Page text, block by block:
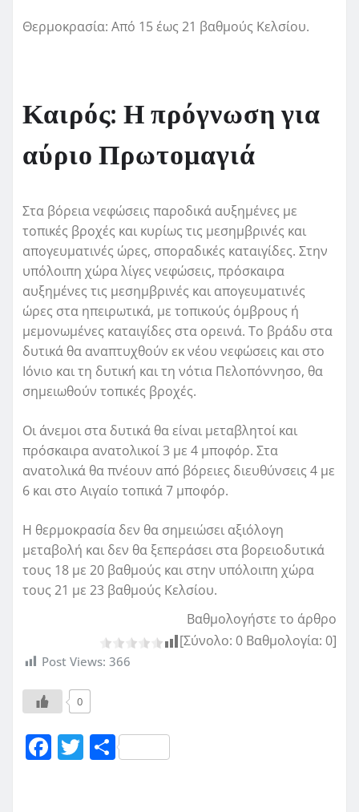
Θερμοκρασία: Από 15 έως 21 βαθμούς Κελσίου.
Καιρός: Η πρόγνωση για
αύριο Πρωτομαγιά
Στα βόρεια νεφώσεις παροδικά αυξημένες με
τοπικές βροχές και κυρίως τις μεσημβρινές και
απογευματινές ώρες, σποραδικές καταιγίδες. Στην
υπόλοιπη χώρα λίγες νεφώσεις, πρόσκαιρα
αυξημένες τις μεσημβρινές και απογευματινές
ώρες στα ηπειρωτικά, με τοπικούς όμβρους ή
μεμονωμένες καταιγίδες στα ορεινά. Το βράδυ στα
δυτικά θα αναπτυχθούν εκ νέου νεφώσεις και στο
Ιόνιο και τη δυτική και τη νότια Πελοπόννησο, θα
σημειωθούν τοπικές βροχές.
Οι άνεμοι στα δυτικά θα είναι μεταβλητοί και
πρόσκαιρα ανατολικοί 3 με 4 μποφόρ. Στα
ανατολικά θα πνέουν από βόρειες διευθύνσεις 4 με
6 και στο Αιγαίο τοπικά 7 μποφόρ.
Η θερμοκρασία δεν θα σημειώσει αξιόλογη
μεταβολή και δεν θα ξεπεράσει στα βορειοδυτικά
τους 18 με 20 βαθμούς και στην υπόλοιπη χώρα
τους 21 με 23 βαθμούς Κελσίου.
Βαθμολογήστε το άρθρο
[Σύνολο: 0 Βαθμολογία: 0]
Post Views: 366
0
F T Μ